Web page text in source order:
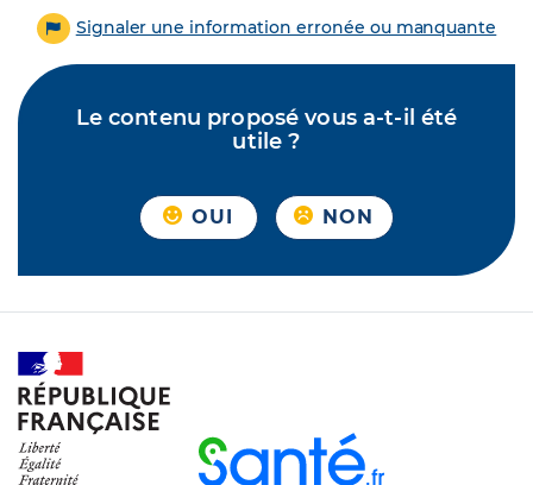
Signaler une information erronée ou manquante
Le contenu proposé vous a-t-il été
utile ?
OUI NON